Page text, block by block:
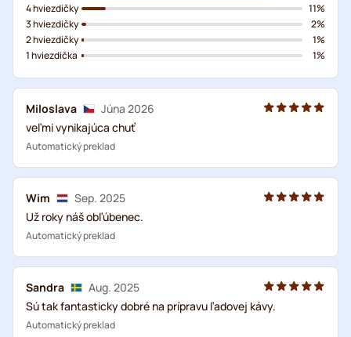
4 hviezdičky
3 hviezdičky
2 hviezdičky
1 hviezdička
11%
2%
1%
1%
Miloslava
Júna 2026
veľmi vynikajúca chuť
Automatický preklad
Wim
Sep. 2025
Už roky náš obľúbenec.
Automatický preklad
Sandra
Aug. 2025
Sú tak fantasticky dobré na prípravu ľadovej kávy.
Automatický preklad